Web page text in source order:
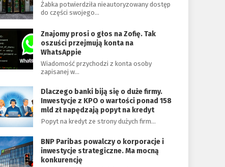
Żabka potwierdziła nieautoryzowany dostęp
do części swojego…
Znajomy prosi o głos na Zofię. Tak
oszuści przejmują konta na
WhatsAppie
Wiadomość przychodzi z konta osoby
zapisanej w…
Dlaczego banki biją się o duże firmy.
Inwestycje z KPO o wartości ponad 158
mld zł napędzają popyt na kredyt
Popyt na kredyt ze strony dużych firm…
BNP Paribas powalczy o korporacje i
inwestycje strategiczne. Ma mocną
konkurencję